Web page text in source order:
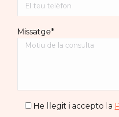
Missatge*
He llegit i accepto la